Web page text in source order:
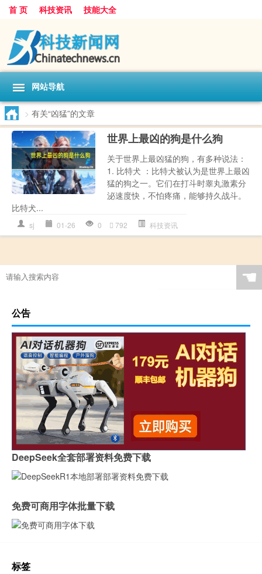
首 页 科技资讯 技能大全
网站导航
> 有关“凶猛”的文章
世界上最凶的狗是什么狗
关于世界上最凶猛的狗，有多种说法：
1. 比特犬 ：比特犬被认为是世界上最凶
猛的狗之一。它们在打斗时睾丸激素分
泌速度快，不怕疼痛，能够持久战斗。
比特犬...
sj 01-26 0 792 科技资讯
☚
公告
DeepSeek全套部署资料免费下载
免费可商用字体批量下载
标签